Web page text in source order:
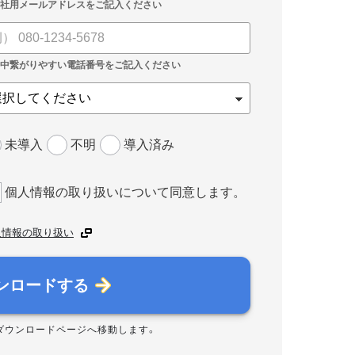
未導入 不明 導入済み
個人情報の取り扱いについて同意します。
報の取り扱い
ロードする
ウンロードページへ移動します。